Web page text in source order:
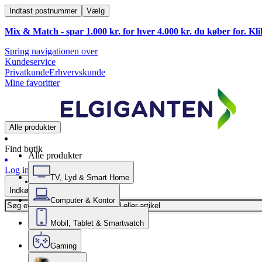
Indtast postnummer Vælg
Mix & Match - spar 1.000 kr. for hver 4.000 kr. du køber for.
Spring navigationen over
Kundeservice
PrivatkundeErhvervskunde
Mine favoritter
Alle produkter
Find butik
Log ind
Indkøbskurv
Alle produkter
TV, Lyd & Smart Home
Computer & Kontor
Mobil, Tablet & Smartwatch
Gaming